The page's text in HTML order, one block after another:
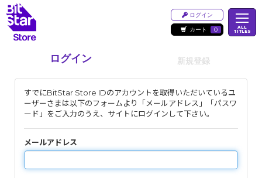
ログイン
カート
0 ALL
TITLES
ログイン 新規登録
すでにBitStar Store IDのアカウントを取得いただいているユ
ーザーさまは以下のフォームより「メールアドレス」「パスワ
ード」をご入力のうえ、サイトにログインして下さい。
メールアドレス